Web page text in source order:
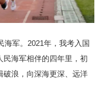
海军。2021年，我考入国
民海军相伴的四年里，初
破浪，向深海更深、远洋